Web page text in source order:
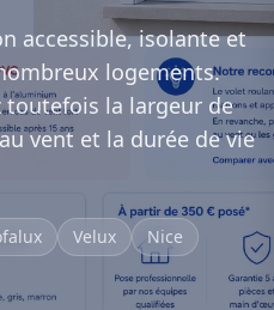
accessible, isolante et
logements.
toutefois la largeur de
vent et la durée de vie
Velux
Nice